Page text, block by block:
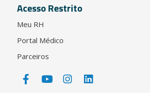
Acesso Restrito
Meu RH
Portal Médico
Parceiros